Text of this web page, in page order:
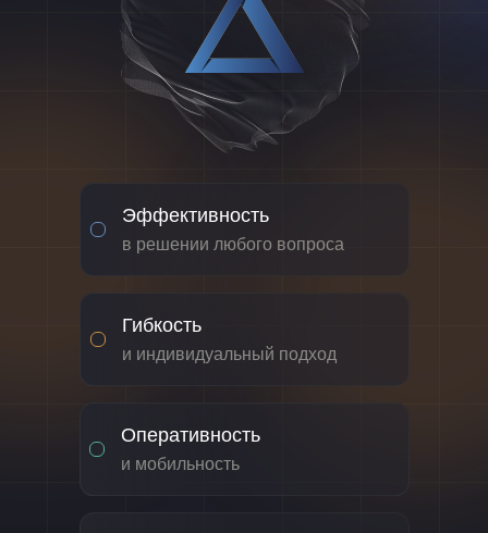
Оперативность
и мобильность
Гибкость
и индивидуальный подход
Эффективность
в решении любого вопроса